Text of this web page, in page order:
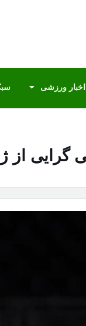
اخبار ورزشی
از